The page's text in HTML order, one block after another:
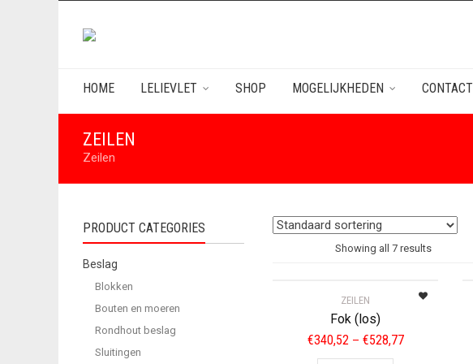
HOME LELIEVLET SHOP MOGELIJKHEDEN CONTACT
ZEILEN
Zeilen
Showing all 7 results
ZEILEN
Fok (los)
€340,52 – €528,77Price
This
PRODUCT CATEGORIES
Beslag
Blokken
Bouten en moeren
Rondhout beslag
Sluitingen